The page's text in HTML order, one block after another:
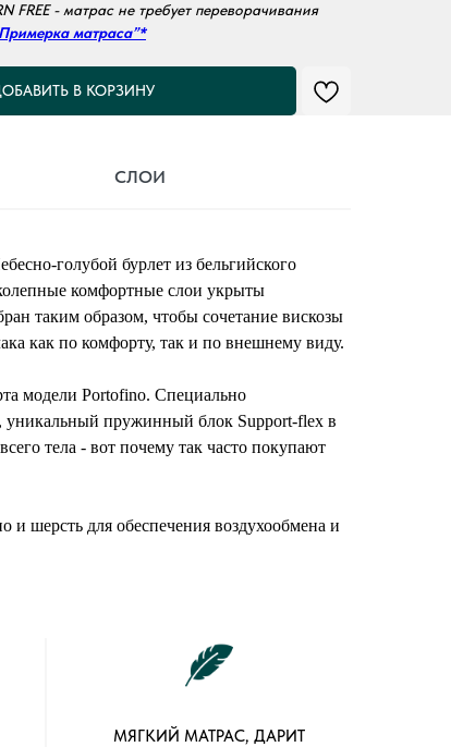
FREE - матрас не требует переворачивания
матраса”*
В КОРЗИНУ
СЛОИ
голубой бурлет из бельгийского
комфортные слои укрыты
таким образом, чтобы сочетание вискозы
как по комфорту, так и по внешнему виду.
модели Portofino. Специально
пружинный блок Support-flex в
тела - вот почему так часто покупают
и шерсть для обеспечения воздухообмена и
МЯГКИЙ МАТРАС, ДАРИТ